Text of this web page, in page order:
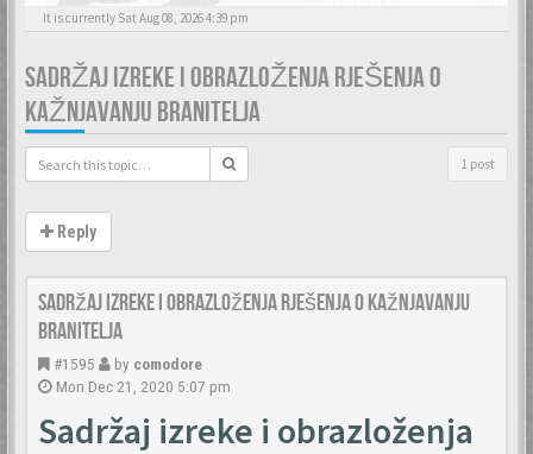
It is currently Sat Aug 08, 2026 4:39 pm
SADRŽAJ IZREKE I OBRAZLOŽENJA RJEŠENJA O
KAŽNJAVANJU BRANITELJA
1 post
Reply
Sadržaj izreke i obrazloženja rješenja o kažnjavanju
branitelja
#1595 by comodore
Mon Dec 21, 2020 5:07 pm
Sadržaj izreke i obrazloženja